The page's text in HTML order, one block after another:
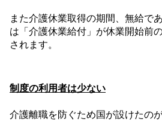
また介護休業取得の期間、無給で
は「介護休業給付」が休業開始前
されます。
制度の利用者は少ない
介護離職を防ぐため国が設けたの